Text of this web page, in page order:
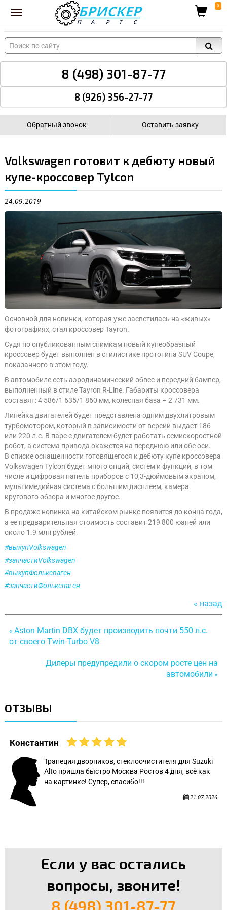
Вход для поставщиков 0
8 (498) 301-87-77
8 (926) 356-27-77
Обратный звонок Оставить заявку
Volkswagen готовит к дебюту новый
купе-кроссовер Tylcon
24.09.2019
Основной для новинки, которая уже засветилась на «живых»
фотографиях, стал кроссовер Tayron.
Судя по опубликованным снимкам новый купеобразный
кроссовер будет выполнен в стилистике прототипа SUV Coupe,
показанного в этом году.
В автомобиле есть аэродинамический обвес и передний бампер,
выполненный в стиле Tayron R-Line. Габариты кроссовера
составят: 4 586/1 635/1 860 мм, колесная база – 2 731 мм.
Линейка двигателей будет представлена одним двухлитровым
турбомотором, который в зависимости от версии выдаст 186
или 220 л.с. В паре с двигателем будет работать семискоростной
робот, а система привода окажется на переднюю или обе оси.
В списке оснащенности готовящегося к дебюту купе кроссовера
Volkswagen Tylcon будет много опций, систем и функций, в том
числе и цифровая панель приборов с 10,3-дюймовым экраном,
мультимедийная система с большим дисплеем, камера
кругового обзора и многое другое.
В продаже новинка на китайском рынке появится до конца года,
а ее предварительная стоимость составит 219 800 юаней или
около 1.9 млн рублей.
#выкупVolkswagen
#запчастиVolkswagen
#выкупФольксваген
#запчастиФольксваген
« назад
« Aston Martin DBX будет производить почти 550 л.с.
от своего Twin-Turbo V8
Дилеры предупредили о скором росте цен на
автомобили »
ОТЗЫВЫ
Константин
Трапеция дворников, стеклоочистителя для Suzuki
Alto пришла быстро Москва Ростов 4 дня, всё как
на картинке! Супер, спасибо!!!
21.07.2026
Если у вас остались
вопросы, звоните!
8 (498) 301-87-77